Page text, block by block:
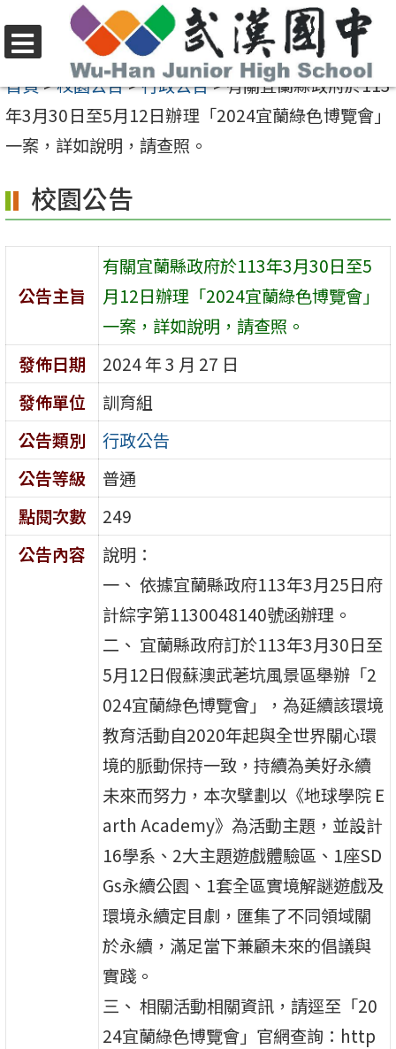
至
要
區
選
單
首頁>校園公告>行政公告>有關宜蘭縣政府於113
年3月30日至5月12日辦理「2024宜蘭綠色博覽會」
一案，詳如說明，請查照。
校園公告
公告主旨
有關宜蘭縣政府於113年3月30日至5
月12日辦理「2024宜蘭綠色博覽會」
一案，詳如說明，請查照。
發佈日期
2024 年 3 月 27 日
發佈單位
訓育組
公告類別
行政公告
公告等級
普通
點閱次數
249
公告內容
說明：
一、 依據宜蘭縣政府113年3月25日府
計綜字第1130048140號函辦理。
二、 宜蘭縣政府訂於113年3月30日至
5月12日假蘇澳武荖坑風景區舉辦「2
024宜蘭綠色博覽會」，為延續該環境
教育活動自2020年起與全世界關心環
境的脈動保持一致，持續為美好永續
未來而努力，本次擘劃以《地球學院 E
arth Academy》為活動主題，並設計
16學系、2大主題遊戲體驗區、1座SD
Gs永續公園、1套全區實境解謎遊戲及
環境永續定目劇，匯集了不同領域關
於永續，滿足當下兼顧未來的倡議與
實踐。
三、 相關活動相關資訊，請逕至「20
24宜蘭綠色博覽會」官網查詢：http